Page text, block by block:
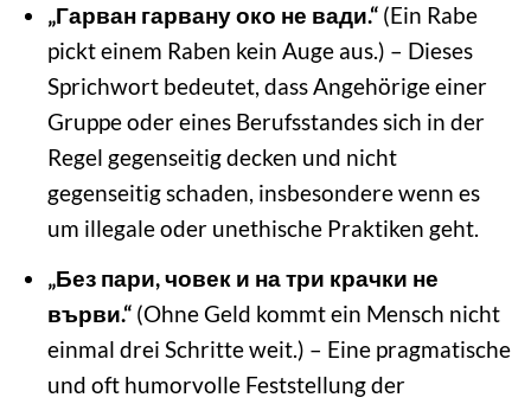
„Гарван гарвану око не вади.“(Ein Rabe
pickt einem Raben kein Auge aus.) – Dieses
Sprichwort bedeutet, dass Angehörige einer
Gruppe oder eines Berufsstandes sich in der
Regel gegenseitig decken und nicht
gegenseitig schaden, insbesondere wenn es
um illegale oder unethische Praktiken geht.
„Без пари, човек и на три крачки не
върви.“(Ohne Geld kommt ein Mensch nicht
einmal drei Schritte weit.) – Eine pragmatische
und oft humorvolle Feststellung der